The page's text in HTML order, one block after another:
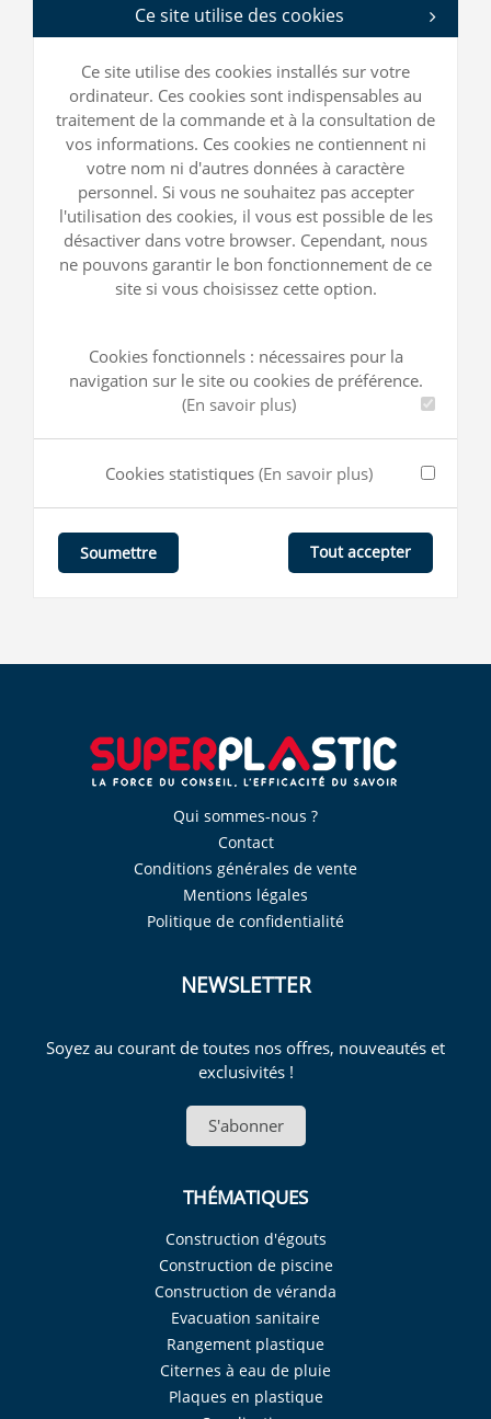
Ce site utilise des cookies
Ce site utilise des cookies installés sur votre
ordinateur. Ces cookies sont indispensables au
traitement de la commande et à la consultation de
vos informations. Ces cookies ne contiennent ni
votre nom ni d'autres données à caractère
personnel. Si vous ne souhaitez pas accepter
l'utilisation des cookies, il vous est possible de les
désactiver dans votre browser. Cependant, nous
ne pouvons garantir le bon fonctionnement de ce
site si vous choisissez cette option.
Cookies fonctionnels : nécessaires pour la
navigation sur le site ou cookies de préférence.
(En savoir plus)
Cookies statistiques (En savoir plus)
Soumettre Tout accepter
Qui sommes-nous ?
Contact
Conditions générales de vente
Mentions légales
Politique de confidentialité
NEWSLETTER
Soyez au courant de toutes nos offres, nouveautés et
exclusivités !
S'abonner
THÉMATIQUES
Construction d'égouts
Construction de piscine
Construction de véranda
Evacuation sanitaire
Rangement plastique
Citernes à eau de pluie
Plaques en plastique